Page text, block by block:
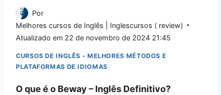
Por
Melhores cursos de Inglês | Inglescursos ( review)
Atualizado em 22 de novembro de 2024 21:45
CURSOS DE INGLÊS - MELHORES MÉTODOS E
PLATAFORMAS DE IDIOMAS
O que é o Beway – Inglês Definitivo?